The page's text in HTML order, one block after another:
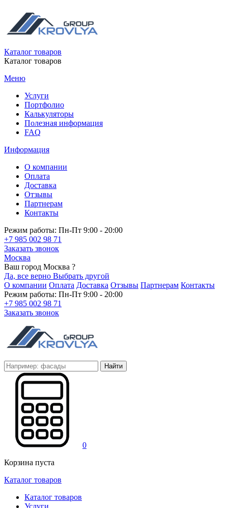
Каталог товаров
Каталог товаров
Меню
Услуги
Портфолио
Калькуляторы
Полезная информация
FAQ
Информация
О компании
Оплата
Доставка
Отзывы
Партнерам
Контакты
Режим работы: Пн-Пт 9:00 - 20:00
+7 985 002 98 71
Заказать звонок
Москва
Ваш город Москва ?
Да, все верно Выбрать другой
О компании Оплата Доставка Отзывы Партнерам Контакты
Режим работы: Пн-Пт 9:00 - 20:00
+7 985 002 98 71
Заказать звонок
Найти
0
Корзина пуста
Каталог товаров
Каталог товаров
Услуги